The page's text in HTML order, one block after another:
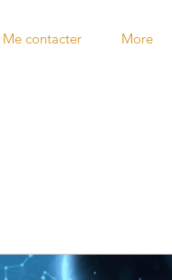
Me contacter More